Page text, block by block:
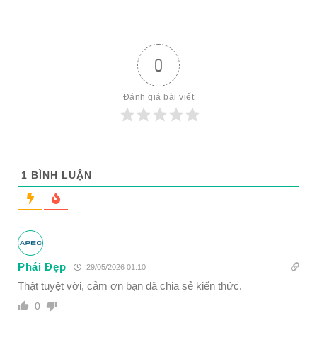
0
Đánh giá bài viết
1 BÌNH LUẬN
Phái Đẹp 29/05/2026 01:10
Thật tuyệt vời, cảm ơn bạn đã chia sẻ kiến thức.
0